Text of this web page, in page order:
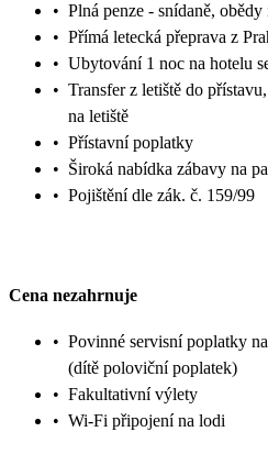
• Plná penze - snídaně,
• Přímá letecká přeprava z
• Ubytování 1 noc na hotelu
• Transfer z letiště do
na letiště
• Přístavní poplatky
• Široká nabídka zábavy na
• Pojištění dle zák. č. 159/99
Cena nezahrnuje
• Povinné servisní poplatky
(dítě poloviční poplatek)
• Fakultativní výlety
• Wi-Fi připojení na lodi